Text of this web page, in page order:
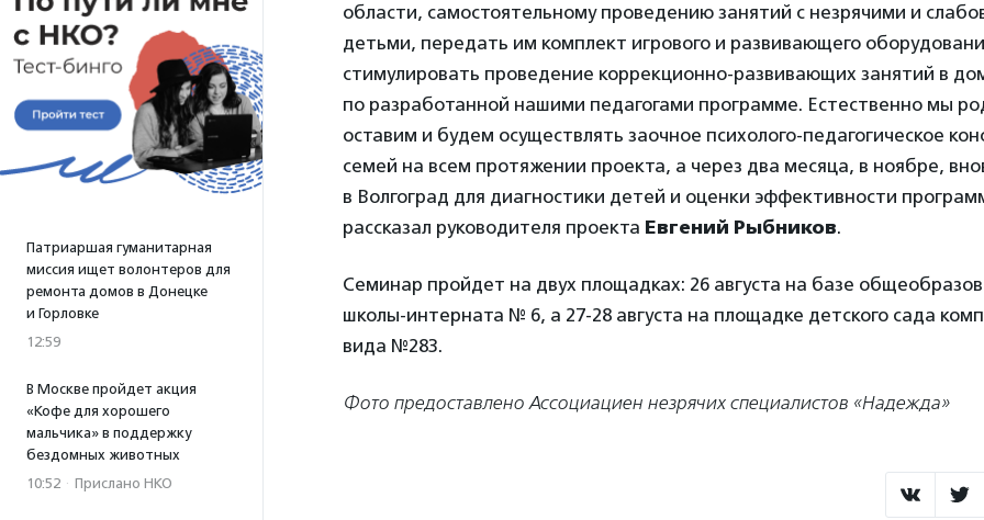
Патриаршая гуманитарная
миссия ищет волонтеров для
ремонта домов в Донецке
и Горловке
12:59
В Москве пройдет акция
«Кофе для хорошего
мальчика» в поддержку
бездомных животных
10:52 · Прислано НКО
области, самостоятельному проведению занятий с незрячими и
детьми, передать им комплект игрового и развивающего
стимулировать проведение коррекционно-развивающих занятий в
по разработанной нашими педагогами программе. Естественно мы
оставим и будем осуществлять заочное психолого-педагогическое
семей на всем протяжении проекта, а через два месяца, в ноябре,
в Волгоград для диагностики детей и оценки эффективности
рассказал руководителя проекта Евгений Рыбников.
Семинар пройдет на двух площадках: 26 августа на базе
школы-интерната № 6, а 27-28 августа на площадке детского сада
вида №283.
Фото предоставлено Ассоциациен незрячих специалистов «Надежда»